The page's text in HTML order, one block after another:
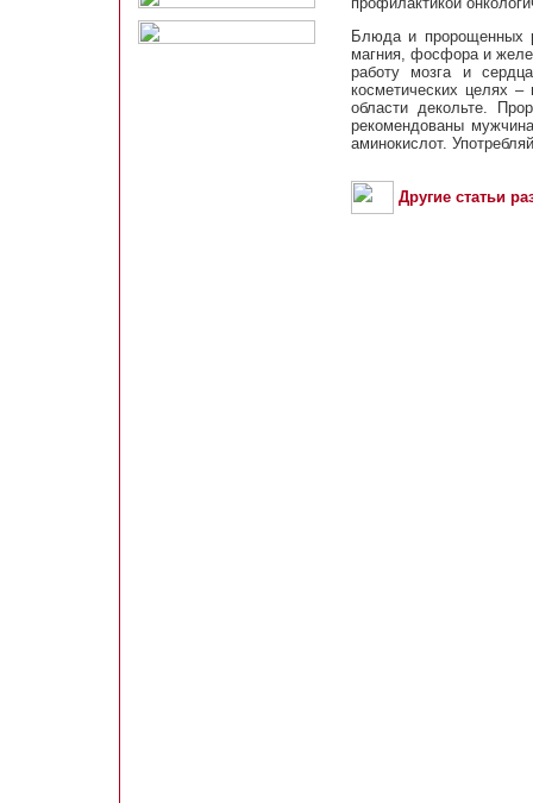
Блюда и пророщенных
магния, фосфора и
работу мозга и
косметических целях
области декольте.
рекомендованы
аминокислот.
Другие статьи